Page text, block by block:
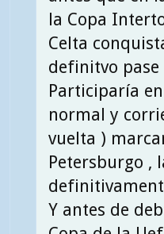
la Copa
Celta
definitvo
Participaría
normal y
vuelta )
Petersburgo ,
Y antes de